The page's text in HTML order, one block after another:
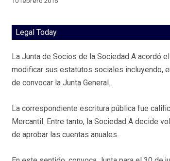
Legal Today
La Junta de Socios de la Sociedad A acordó
modificar sus estatutos sociales incluyendo,
de convocar la Junta General.
La correspondiente escritura pública fue
Mercantil. Entre tanto, la Sociedad A decide
de aprobar las cuentas anuales.